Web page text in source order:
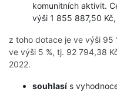
komunitních aktivit.
výši 1 855 887,50 Kč,
z toho dotace je ve výši 95
ve výši 5 %, tj. 92 794,38
2022.
souhlasí s